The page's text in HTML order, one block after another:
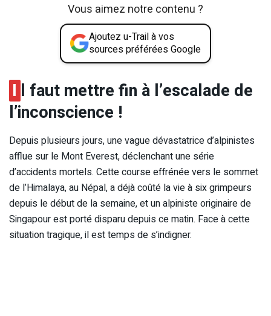
Vous aimez notre contenu ?
Ajoutez u-Trail à vos
sources préférées Google
I l faut mettre fin à l’escalade de
l’inconscience !
Depuis plusieurs jours, une vague dévastatrice d’alpinistes
afflue sur le Mont Everest, déclenchant une série
d’accidents mortels. Cette course effrénée vers le sommet
de l’Himalaya, au Népal, a déjà coûté la vie à six grimpeurs
depuis le début de la semaine, et un alpiniste originaire de
Singapour est porté disparu depuis ce matin. Face à cette
situation tragique, il est temps de s’indigner.